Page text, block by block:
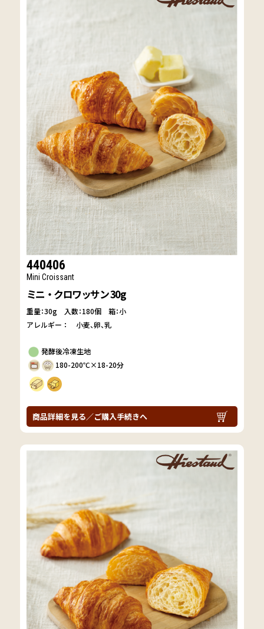
440406
Mini Croissant
ミニ・クロワッサン 30g
重量：30g
入数：180個 箱：小
アレルギー：
小麦 卵 乳
発酵後冷凍生地
180-200℃×18-20分
商品詳細を見る／ご購入手続きへ